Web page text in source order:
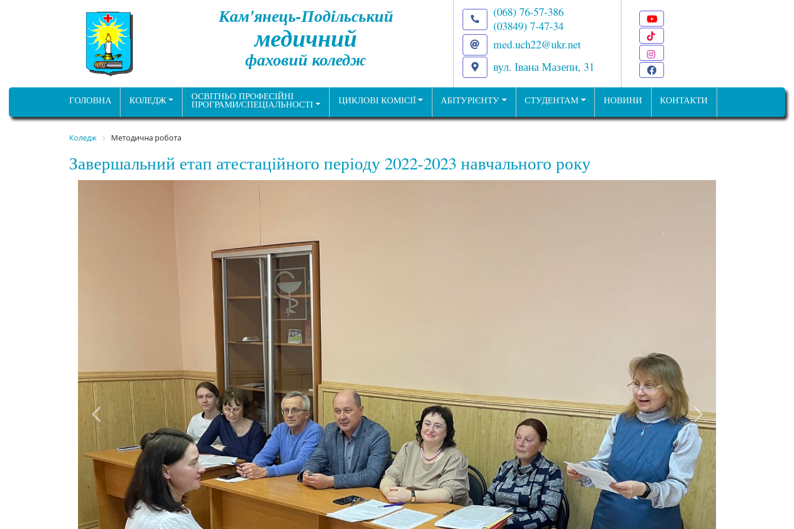
Кам'янець-Подільський
медичний
фаховий коледж
(068) 76-57-386
(03849) 7-47-34
med.uch22@ukr.net
вул. Івана Мазепи, 31
ГОЛОВНА КОЛЕДЖ ОСВІТНЬО ПРОФЕСІЙНІ
ПРОГРАМИ/СПЕЦІАЛЬНОСТІ ЦИКЛОВІ КОМІСІЇ АБІТУРІЄНТУ СТУДЕНТАМ НОВИНИ КОНТАКТИ
Коледж Методична робота
Завершальний етап атестаційного періоду 2022-2023 навчального року